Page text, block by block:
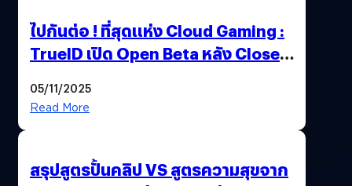
ไปกันต่อ ! ที่สุดแห่ง Cloud Gaming :
TrueID เปิด Open Beta หลัง Close
Thailand Game Show 2025 ทะลุ 15
05/11/2025
Read More
สรุปสูตรปั้นคลิป VS สูตรความสุขจาก